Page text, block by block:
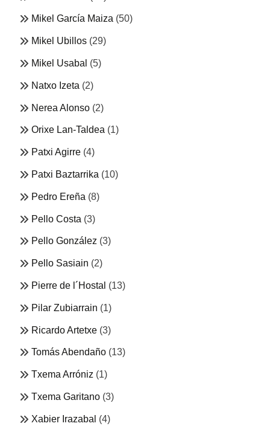
Mikel García Maiza (50)
Mikel Ubillos (29)
Mikel Usabal (5)
Natxo Izeta (2)
Nerea Alonso (2)
Orixe Lan-Taldea (1)
Patxi Agirre (4)
Patxi Baztarrika (10)
Pedro Ereña (8)
Pello Costa (3)
Pello González (3)
Pello Sasiain (2)
Pierre de l´Hostal (13)
Pilar Zubiarrain (1)
Ricardo Artetxe (3)
Tomás Abendaño (13)
Txema Arróniz (1)
Txema Garitano (3)
Xabier Irazabal (4)